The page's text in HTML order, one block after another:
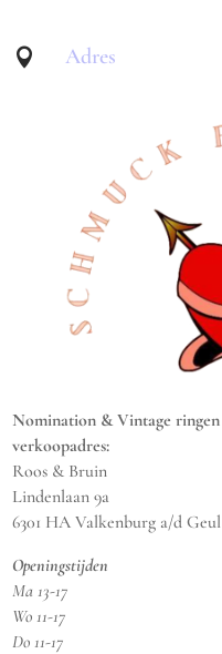
 Adres
Nomination & Vintage ringen
verkoopadres:
Roos & Bruin
Lindenlaan 9a
6301 HA Valkenburg a/d Geul
Openingstijden
Ma 13-17
Wo 11-17
Do 11-17